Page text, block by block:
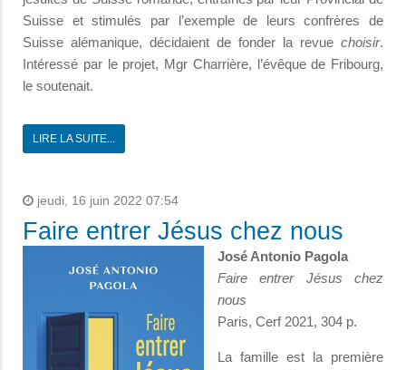
Suisse et stimulés par l’exemple de leurs confrères de
Suisse alémanique, décidaient de fonder la revue choisir.
Intéressé par le projet, Mgr Charrière, l’évêque de Fribourg,
le soutenait.
LIRE LA SUITE...
jeudi, 16 juin 2022 07:54
Faire entrer Jésus chez nous
José Antonio Pagola
Faire entrer Jésus chez
nous
Paris, Cerf 2021, 304 p.
La famille est la première